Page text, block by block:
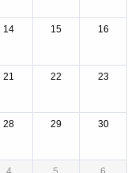
14 15 16
21 22 23
28 29 30